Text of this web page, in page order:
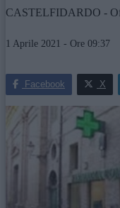
CASTELFIDARDO -
1 Aprile 2021 - Ore 09:37
Facebook X